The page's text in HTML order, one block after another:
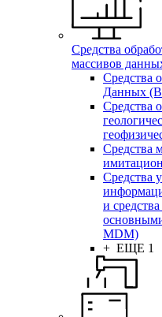
Средства
массивов
Средства
Данных
Средства
Средства
Средства
и
MDM)
+ ЕЩЕ 1